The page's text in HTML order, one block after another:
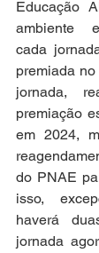
Educação
ambiente
cada
premiada
jornada,
premiação
em 2024,
do PNAE
isso,
haverá
jornada